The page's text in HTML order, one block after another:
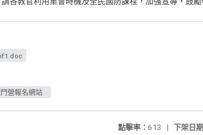
營報名網站
下架日期
點擊率： 613 |